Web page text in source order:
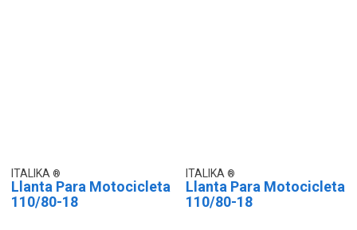
ITALIKA
Llanta Para Motocicleta
110/80-18
ITALIKA
Llanta Para Motocicleta
110/80-18